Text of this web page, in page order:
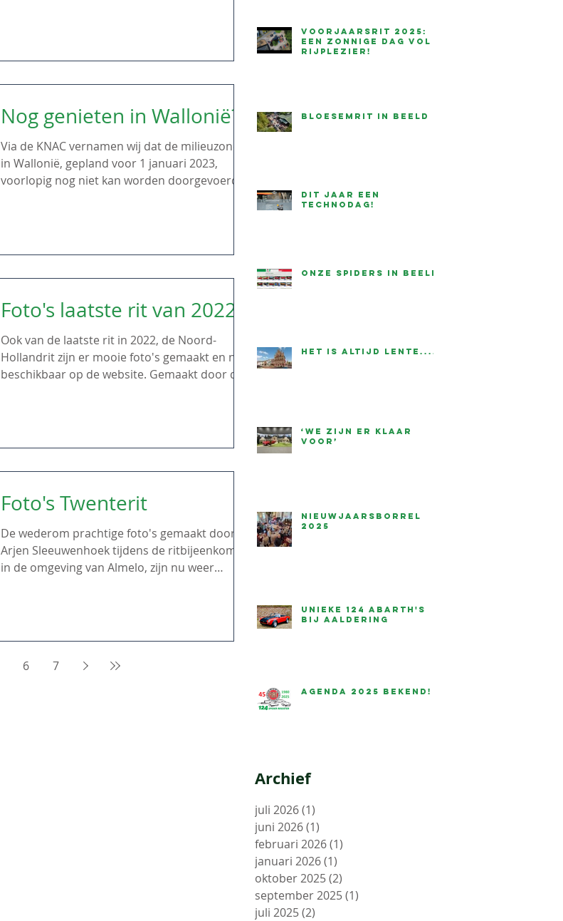
Voorjaarsrit 2025:
een zonnige dag vol
rijplezier!
Bloesemrit in beeld
Dit jaar een
technodag!
onze Spiders in beeld
Het is altijd lente....
‘We zijn er klaar
voor’
Nieuwjaarsborrel
2025
Unieke 124 Abarth's
bij Aaldering
Agenda 2025 bekend!
Archief
juli 2026(1)
juni 2026(1)
februari 2026(1)
januari 2026(1)
oktober 2025(2)
september 2025(1)
juli 2025(2)
Nog genieten in Wallonië?
Via de KNAC vernamen wij dat de milieuzone
in Wallonië, gepland voor 1 januari 2023,
voorlopig nog niet kan worden doorgevoerd.
Foto's laatste rit van 2022
Ook van de laatste rit in 2022, de Noord-
Hollandrit zijn er mooie foto's gemaakt en nu
beschikbaar op de website. Gemaakt door de
Foto's Twenterit
De wederom prachtige foto's gemaakt door
Arjen Sleeuwenhoek tijdens de ritbijeenkomst
in de omgeving van Almelo, zijn nu weer
6 7